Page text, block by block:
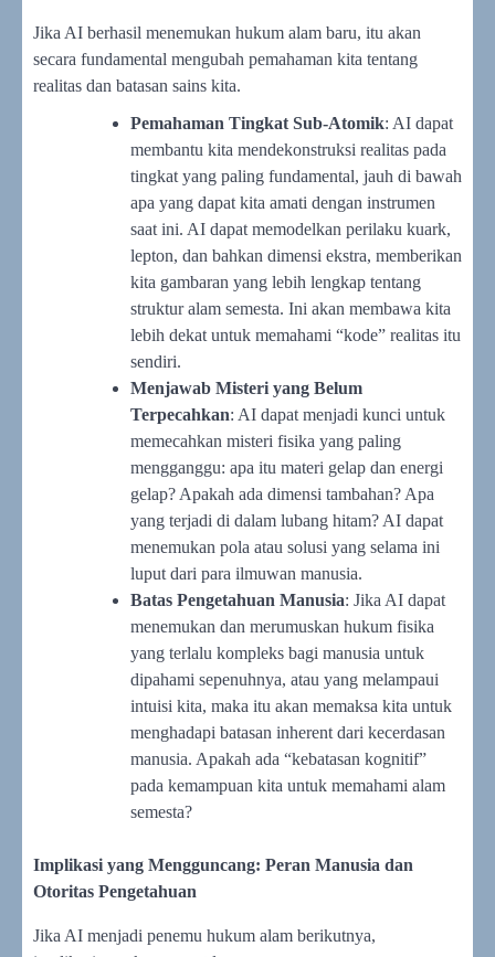
Jika AI berhasil menemukan hukum alam baru, itu akan
secara fundamental mengubah pemahaman kita tentang
realitas dan batasan sains kita.
Pemahaman Tingkat Sub-Atomik: AI dapat
membantu kita mendekonstruksi realitas pada
tingkat yang paling fundamental, jauh di bawah
apa yang dapat kita amati dengan instrumen
saat ini. AI dapat memodelkan perilaku kuark,
lepton, dan bahkan dimensi ekstra, memberikan
kita gambaran yang lebih lengkap tentang
struktur alam semesta. Ini akan membawa kita
lebih dekat untuk memahami “kode” realitas itu
sendiri.
Menjawab Misteri yang Belum
Terpecahkan: AI dapat menjadi kunci untuk
memecahkan misteri fisika yang paling
mengganggu: apa itu materi gelap dan energi
gelap? Apakah ada dimensi tambahan? Apa
yang terjadi di dalam lubang hitam? AI dapat
menemukan pola atau solusi yang selama ini
luput dari para ilmuwan manusia.
Batas Pengetahuan Manusia: Jika AI dapat
menemukan dan merumuskan hukum fisika
yang terlalu kompleks bagi manusia untuk
dipahami sepenuhnya, atau yang melampaui
intuisi kita, maka itu akan memaksa kita untuk
menghadapi batasan inherent dari kecerdasan
manusia. Apakah ada “kebatasan kognitif”
pada kemampuan kita untuk memahami alam
semesta?
Implikasi yang Mengguncang: Peran Manusia dan
Otoritas Pengetahuan
Jika AI menjadi penemu hukum alam berikutnya,